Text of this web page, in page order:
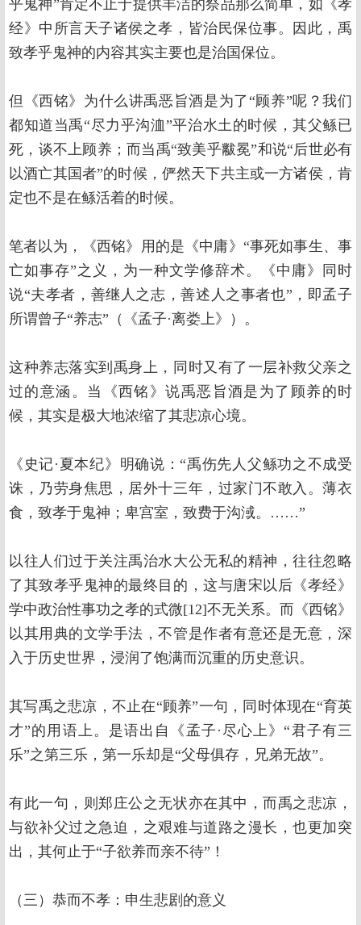
乎鬼神”肯定不止于提供丰洁的祭品那么简单，如《孝
经》中所言天子诸侯之孝，皆治民保位事。因此，禹
致孝乎鬼神的内容其实主要也是治国保位。
但《西铭》为什么讲禹恶旨酒是为了“顾养”呢？我们
都知道当禹“尽力乎沟洫”平治水土的时候，其父鲧已
死，谈不上顾养；而当禹“致美乎黻冕”和说“后世必有
以酒亡其国者”的时候，俨然天下共主或一方诸侯，肯
定也不是在鲧活着的时候。
笔者以为，《西铭》用的是《中庸》“事死如事生、事
亡如事存”之义，为一种文学修辞术。《中庸》同时
说“夫孝者，善继人之志，善述人之事者也”，即孟子
所谓曾子“养志”（《孟子·离娄上》）。
这种养志落实到禹身上，同时又有了一层补救父亲之
过的意涵。当《西铭》说禹恶旨酒是为了顾养的时
候，其实是极大地浓缩了其悲凉心境。
《史记·夏本纪》明确说：“禹伤先人父鲧功之不成受
诛，乃劳身焦思，居外十三年，过家门不敢入。薄衣
食，致孝于鬼神；卑宫室，致费于沟淢。……”
以往人们过于关注禹治水大公无私的精神，往往忽略
了其致孝乎鬼神的最终目的，这与唐宋以后《孝经》
学中政治性事功之孝的式微[12]不无关系。而《西铭》
以其用典的文学手法，不管是作者有意还是无意，深
入于历史世界，浸润了饱满而沉重的历史意识。
其写禹之悲凉，不止在“顾养”一句，同时体现在“育英
才”的用语上。是语出自《孟子·尽心上》“君子有三
乐”之第三乐，第一乐却是“父母俱存，兄弟无故”。
有此一句，则郑庄公之无状亦在其中，而禹之悲凉，
与欲补父过之急迫，之艰难与道路之漫长，也更加突
出，其何止于“子欲养而亲不待”！
（三）恭而不孝：申生悲剧的意义